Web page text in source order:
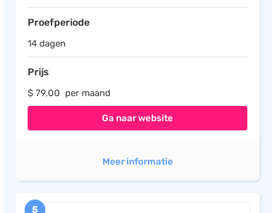
Proefperiode
14 dagen
Prijs
$ 79,00 per maand
Ga naar website
Meer informatie
5